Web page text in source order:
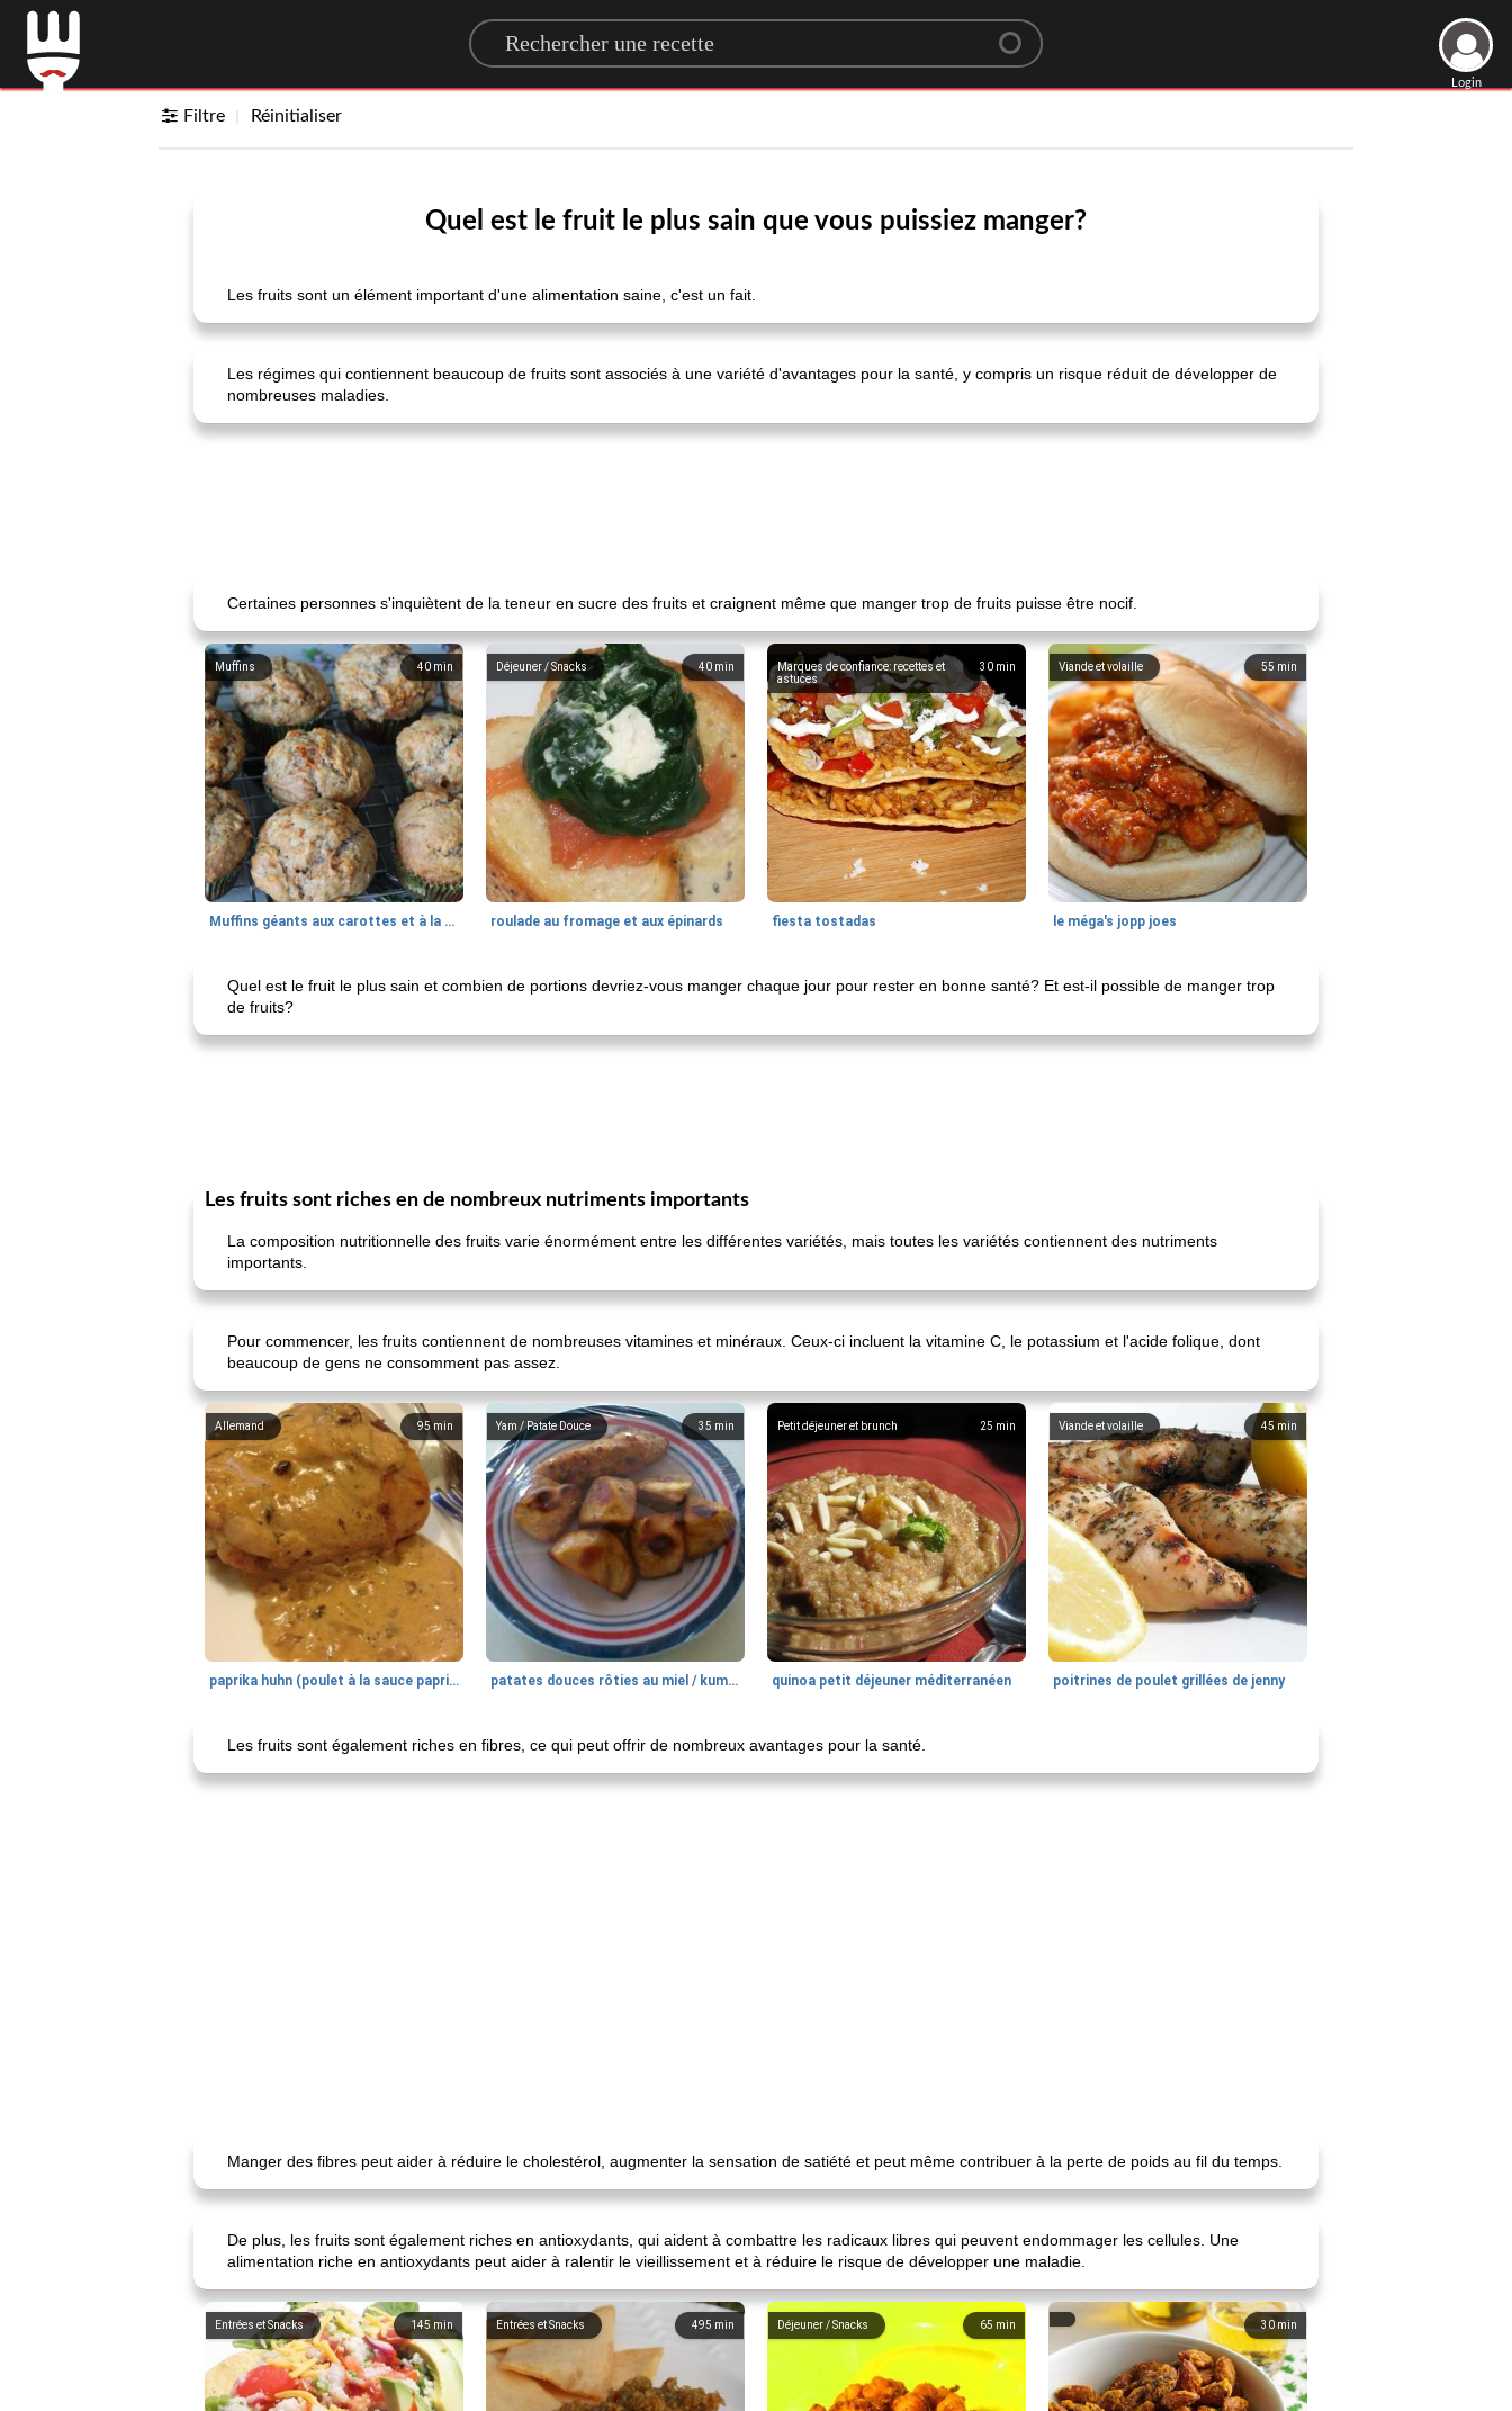
Search for a recipe
Login
Filtre Réinitialiser
Quel est le fruit le plus sain que vous puissiez manger?
Les fruits sont un élément important d'une alimentation saine, c'est un fait.
Les régimes qui contiennent beaucoup de fruits sont associés à une variété d'avantages pour la santé, y compris un risque réduit de développer de
nombreuses maladies.
Certaines personnes s'inquiètent de la teneur en sucre des fruits et craignent même que manger trop de fruits puisse être nocif.
40 min
Muffins
Muffins géants aux carottes et à la banane de Nif
40 min
Déjeuner / Snacks
roulade au fromage et aux épinards
30 min
Marques de confiance: recettes et
astuces
fiesta tostadas
55 min
Viande et volaille
le méga's jopp joes
Quel est le fruit le plus sain et combien de portions devriez-vous manger chaque jour pour rester en bonne santé? Et est-il possible de manger trop
de fruits?
Les fruits sont riches en de nombreux nutriments importants
La composition nutritionnelle des fruits varie énormément entre les différentes variétés, mais toutes les variétés contiennent des nutriments
importants.
Pour commencer, les fruits contiennent de nombreuses vitamines et minéraux. Ceux-ci incluent la vitamine C, le potassium et l'acide folique, dont
beaucoup de gens ne consomment pas assez.
95min
Allemand
paprika huhn (poulet à la sauce paprika).
35 min
Yam / Patate Douce
patates douces rôties au miel / kumara
25 min
Petit déjeuner et brunch
quinoa petit déjeuner méditerranéen
45 min
Viande et volaille
poitrines de poulet grillées de jenny
Les fruits sont également riches en fibres, ce qui peut offrir de nombreux avantages pour la santé.
Manger des fibres peut aider à réduire le cholestérol, augmenter la sensation de satiété et peut même contribuer à la perte de poids au fil du temps.
De plus, les fruits sont également riches en antioxydants, qui aident à combattre les radicaux libres qui peuvent endommager les cellules. Une
alimentation riche en antioxydants peut aider à ralentir le vieillissement et à réduire le risque de développer une maladie.
145 min
Entrées et Snacks 495 min
Entrées et Snacks 65 min
Déjeuner / Snacks 30min